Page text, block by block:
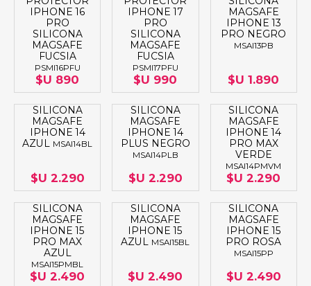
IPHONE 16
PRO
SILICONA
MAGSAFE
FUCSIA
PSMI16PFU
$U 890
IPHONE 17
PRO
SILICONA
MAGSAFE
FUCSIA
PSMI17PFU
$U 990
MAGSAFE
IPHONE 13
PRO NEGRO
MSAI13PB
$U 1.890
SILICONA
MAGSAFE
IPHONE 14
AZUL MSAI14BL
$U 2.290
SILICONA
MAGSAFE
IPHONE 14
PLUS NEGRO
MSAI14PLB
$U 2.290
SILICONA
MAGSAFE
IPHONE 14
PRO MAX
VERDE
MSAI14PMVM
$U 2.290
SILICONA
MAGSAFE
IPHONE 15
PRO MAX
AZUL
MSAI15PMBL
$U 2.490
SILICONA
MAGSAFE
IPHONE 15
AZUL MSAI15BL
$U 2.490
SILICONA
MAGSAFE
IPHONE 15
PRO ROSA
MSAI15PP
$U 2.490